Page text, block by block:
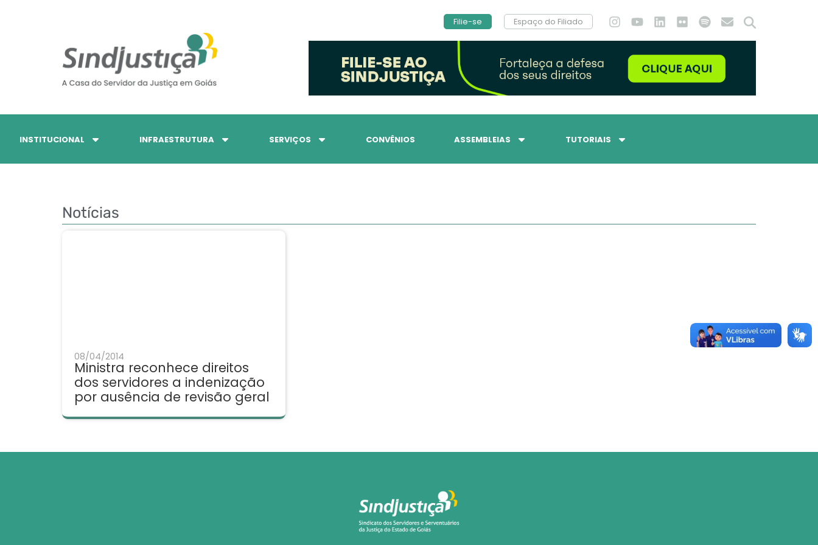
Filie-se Espaço do Filiado
INSTITUCIONAL INFRAESTRUTURA SERVIÇOS CONVÊNIOS ASSEMBLEIAS TUTORIAIS
Notícias
08/04/2014
Ministra reconhece direitos
dos servidores a indenização
por ausência de revisão geral